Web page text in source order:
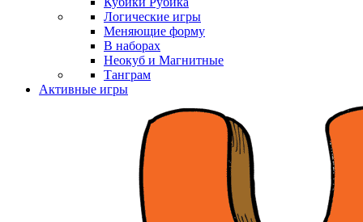
Логические игры
Меняющие форму
В наборах
Неокуб и Магнитные
Танграм
Активные игры